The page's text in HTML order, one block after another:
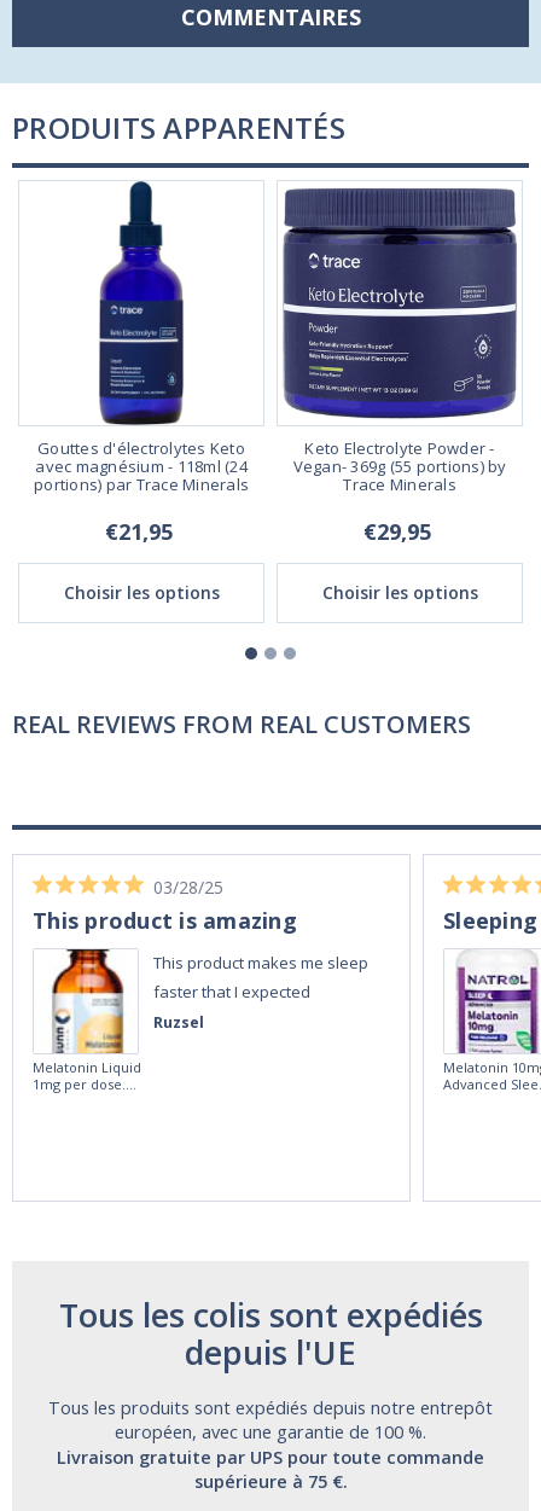
COMMENTAIRES
PRODUITS APPARENTÉS
Gouttes d'électrolytes Keto
avec magnésium - 118ml (24
portions) par Trace Minerals
€21,95
Choisir les options
Keto Electrolyte Powder -
Vegan- 369g (55 portions) by
Trace Minerals
€29,95
Choisir les options
REAL REVIEWS FROM REAL CUSTOMERS
Ruzsel
03/28/25
This product is amazing
This product makes me sleep
faster that I expected
Melatonin Liquid
1mg per dose.
Melatonin
Advanced
Tous les colis sont expédiés
depuis l'UE
Tous les produits sont expédiés depuis notre entrepôt
européen, avec une garantie de 100 %.
Livraison gratuite par UPS pour toute commande
supérieure à 75 €.